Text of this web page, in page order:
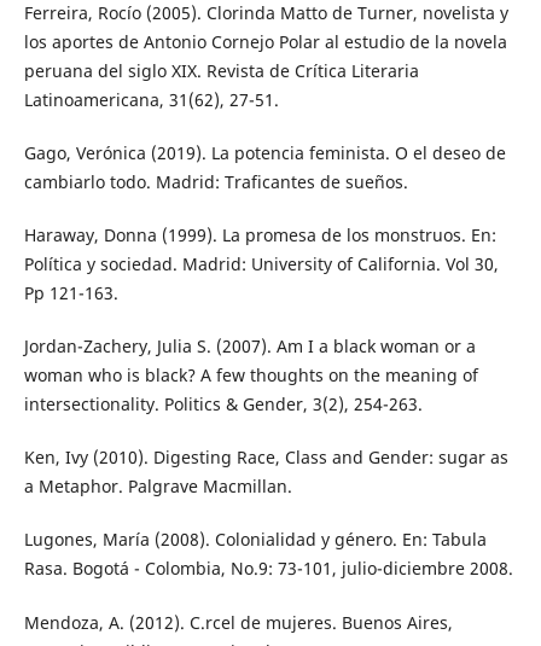
Ferreira, Rocío (2005). Clorinda Matto de Turner, novelista y
los aportes de Antonio Cornejo Polar al estudio de la novela
peruana del siglo XIX. Revista de Crítica Literaria
Latinoamericana, 31(62), 27-51.
Gago, Verónica (2019). La potencia feminista. O el deseo de
cambiarlo todo. Madrid: Traficantes de sueños.
Haraway, Donna (1999). La promesa de los monstruos. En:
Política y sociedad. Madrid: University of California. Vol 30,
Pp 121-163.
Jordan-Zachery, Julia S. (2007). Am I a black woman or a
woman who is black? A few thoughts on the meaning of
intersectionality. Politics & Gender, 3(2), 254-263.
Ken, Ivy (2010). Digesting Race, Class and Gender: sugar as
a Metaphor. Palgrave Macmillan.
Lugones, María (2008). Colonialidad y género. En: Tabula
Rasa. Bogotá - Colombia, No.9: 73-101, julio-diciembre 2008.
Mendoza, A. (2012). C.rcel de mujeres. Buenos Aires,